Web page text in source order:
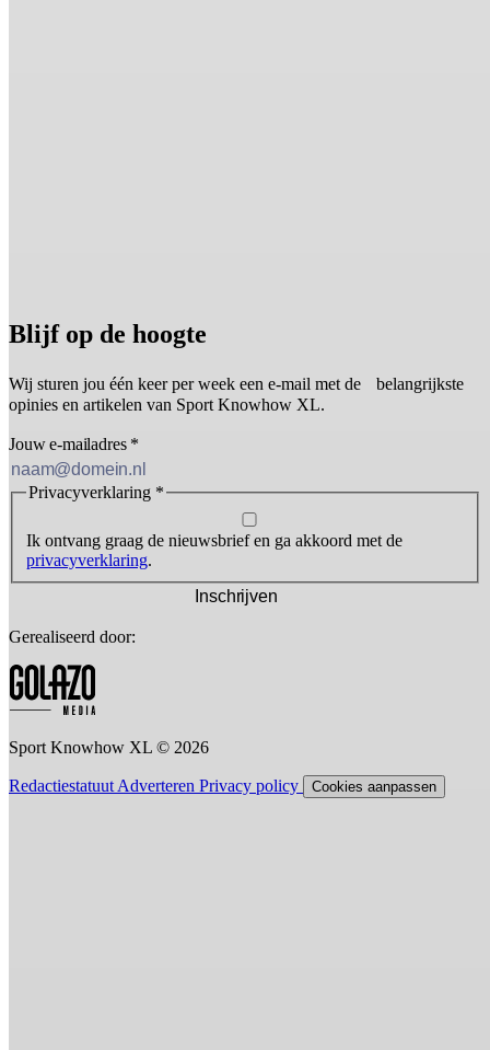
Blijf op de hoogte
Wij sturen jou één keer per week een e-mail met de belangrijkste
opinies en artikelen van Sport Knowhow XL.
Jouw e-mailadres *
Privacyverklaring *
Ik ontvang graag de nieuwsbrief en ga akkoord met de
privacyverklaring.
Inschrijven
Gerealiseerd door:
Sport Knowhow XL © 2026
Redactiestatuut Adverteren Privacy policy Cookies aanpassen